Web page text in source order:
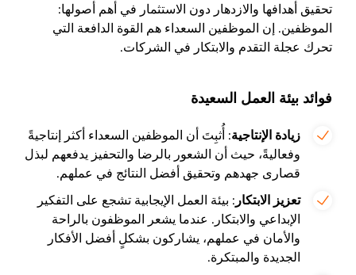
تحقيق أهدافها والازدهار دون الاستثمار في أهم أصولها:
الموظفين. إن الموظفين السعداء هم القوة الدافعة التي
تحرك عجلة التقدم والابتكار في الشركات.
فوائد بيئة العمل السعيدة
زيادة الإنتاجية: أُثبِتَ أن الموظفين السعداء أكثر إنتاجيةً
وفعاليةً، حيث أن الشعور بالرضا والتحفيز يدفعهم لبذل
قصارى جهدهم وتحقيق أفضل النتائج في عملهم.
تعزيز الابتكار: بيئة العمل الإيجابية تشجع على التفكير
الإبداعي والابتكار. عندما يشعر الموظفون بالراحة
والأمان في عملهم، يشاركون بشكلٍ أفضل الأفكار
الجديدة والمبتكرة.